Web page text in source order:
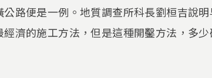
路便是一例。地質調查所科長劉桓吉說明
濟的施工方法，但是這種開鑿方法，多